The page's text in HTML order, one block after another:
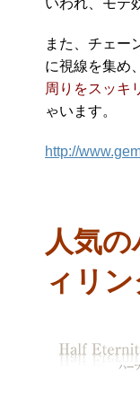
いわれ、モテ
また、チェー
に視線を集め、
周りをスッキ
ゃいます。
http://
人気
ィリ